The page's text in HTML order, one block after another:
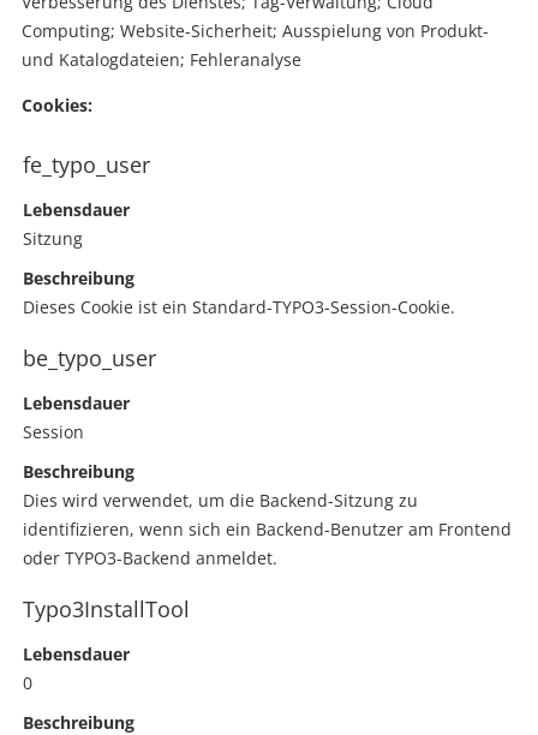
Computing; Website-Sicherheit; Ausspielung von Produkt-
und Katalogdateien; Fehleranalyse
Cookies:
fe_typo_user
Lebensdauer
Sitzung
Beschreibung
Dieses Cookie ist ein Standard-TYPO3-Session-Cookie.
be_typo_user
Lebensdauer
Session
Beschreibung
Dies wird verwendet, um die Backend-Sitzung zu
identifizieren, wenn sich ein Backend-Benutzer am Frontend
oder TYPO3-Backend anmeldet.
Typo3InstallTool
Lebensdauer
0
Beschreibung